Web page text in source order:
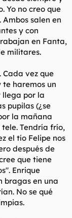
Yo no creo que
salen en
y con
en Fanta,
militares.
Cada vez que
haremos un
llega por la
pupilas (¿se
la mañana
Tendría frío,
el tío Felipe nos
después de
que tiene
Enrique
bragas en una
No se qué